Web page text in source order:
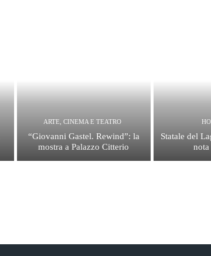
ARTE, CINEMA E TEATRO
“Giovanni Gastel. Rewind”: la
mostra a Palazzo Citterio
Statale del
nota